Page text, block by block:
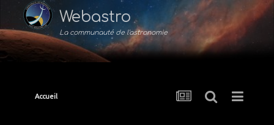
Webastro
La communauté de l'astronomie
Accueil